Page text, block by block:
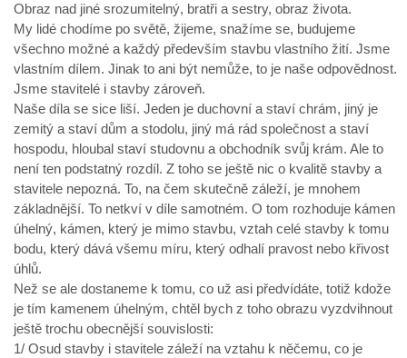
Obraz nad jiné srozumitelný, bratři a sestry, obraz života.
My lidé chodíme po světě, žijeme, snažíme se, budujeme
všechno možné a každý především stavbu vlastního žití. Jsme
vlastním dílem. Jinak to ani být nemůže, to je naše odpovědnost.
Jsme stavitelé i stavby zároveň.
Naše díla se sice liší. Jeden je duchovní a staví chrám, jiný je
zemitý a staví dům a stodolu, jiný má rád společnost a staví
hospodu, hloubal staví studovnu a obchodník svůj krám. Ale to
není ten podstatný rozdíl. Z toho se ještě nic o kvalitě stavby a
stavitele nepozná. To, na čem skutečně záleží, je mnohem
základnější. To netkví v díle samotném. O tom rozhoduje kámen
úhelný, kámen, který je mimo stavbu, vztah celé stavby k tomu
bodu, který dává všemu míru, který odhalí pravost nebo křivost
úhlů.
Než se ale dostaneme k tomu, co už asi předvídáte, totiž kdože
je tím kamenem úhelným, chtěl bych z toho obrazu vyzdvihnout
ještě trochu obecnější souvislosti:
1/ Osud stavby i stavitele záleží na vztahu k něčemu, co je